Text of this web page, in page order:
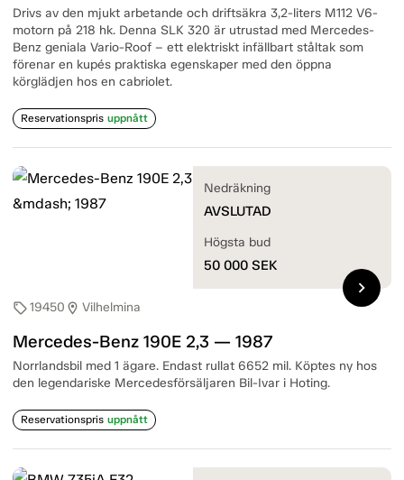
Drivs av den mjukt arbetande och driftsäkra 3,2-liters M112 V6-
motorn på 218 hk. Denna SLK 320 är utrustad med Mercedes-
Benz geniala Vario-Roof – ett elektriskt infällbart ståltak som
förenar en kupés praktiska egenskaper med den öppna
körglädjen hos en cabriolet.
Reservationspris uppnått
sell19450 location_on Vilhelmina
Mercedes-Benz 190E 2,3 — 1987
Norrlandsbil med 1 ägare. Endast rullat 6652 mil. Köptes ny hos
den legendariske Mercedesförsäljaren Bil-Ivar i Hoting.
Reservationspris uppnått
Nedräkning
AVSLUTAD
Högsta bud
50 000 SEK
chevron_right